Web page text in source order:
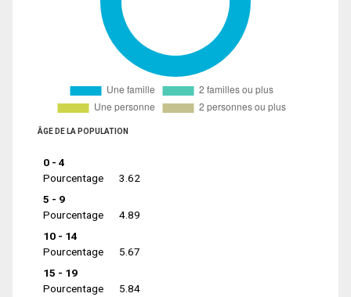
ÂGE DE LA POPULATION
0 - 4
Pourcentage
3.62
5 - 9
Pourcentage
4.89
10 - 14
Pourcentage
5.67
15 - 19
Pourcentage
5.84